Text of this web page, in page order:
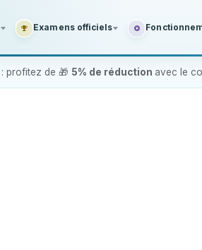
Examens officiels
: profitez de 🎁 5% de réduction avec le